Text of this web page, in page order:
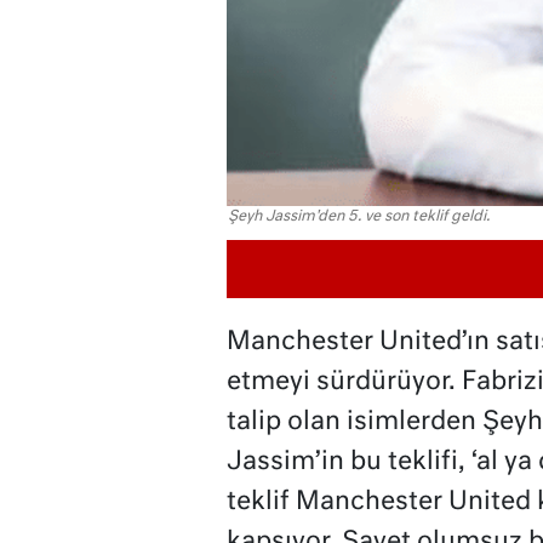
Şeyh Jassim'den 5. ve son teklif geldi.
Manchester United’ın
etmeyi sürdürüyor.
talip olan isimlerden
Jassim’in bu teklifi, ‘al
teklif Manchester United